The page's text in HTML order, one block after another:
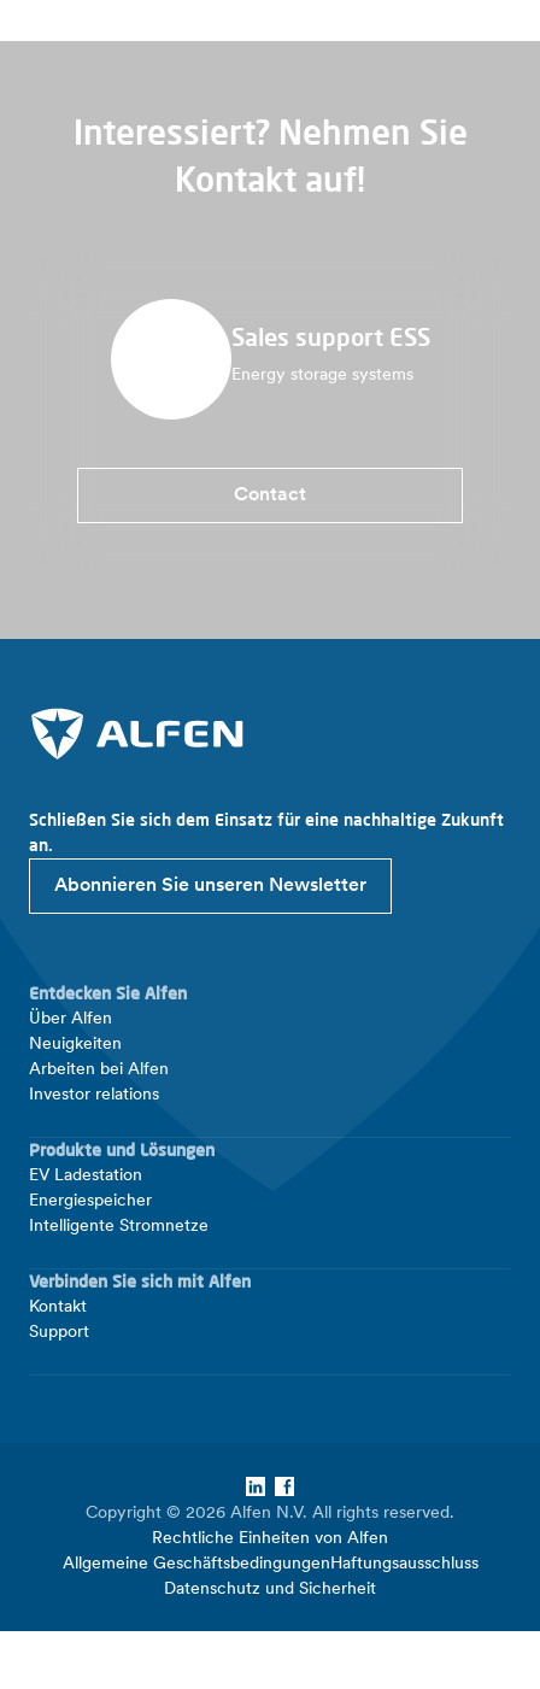
Interessiert? Nehmen Sie
Kontakt auf!
Sales support ESS
Energy storage systems
Contact
Schließen Sie sich dem Einsatz für eine nachhaltige Zukunft
an.
Abonnieren Sie unseren Newsletter
Entdecken Sie Alfen
Über Alfen
Neuigkeiten
Arbeiten bei Alfen
Investor relations
Produkte und Lösungen
EV Ladestation
Energiespeicher
Intelligente Stromnetze
Verbinden Sie sich mit Alfen
Kontakt
Support
Copyright © 2026 Alfen N.V. All rights reserved.
Rechtliche Einheiten von Alfen
Allgemeine GeschäftsbedingungenHaftungsausschluss
Datenschutz und Sicherheit
LinkedIn